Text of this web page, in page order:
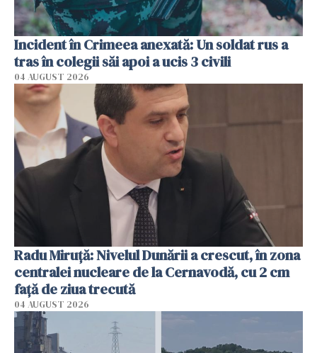
Incident în Crimeea anexată: Un soldat rus a
tras în colegii săi apoi a ucis 3 civili
04 AUGUST 2026
Radu Miruţă: Nivelul Dunării a crescut, în zona
centralei nucleare de la Cernavodă, cu 2 cm
faţă de ziua trecută
04 AUGUST 2026